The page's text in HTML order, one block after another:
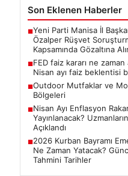
Son Eklenen Haberler
■Yeni Parti Manisa İl
Özalper Rüşvet
Kapsamında Gözaltına
■FED faiz kararı ne zaman
Nisan ayı faiz beklentisi
■Outdoor Mutfaklar ve
Bölgeleri
■Nisan Ayı Enflasyon
Yayınlanacak?
Açıklandı
■2026 Kurban Bayramı
Ne Zaman Yatacak?
Tahmini Tarihler